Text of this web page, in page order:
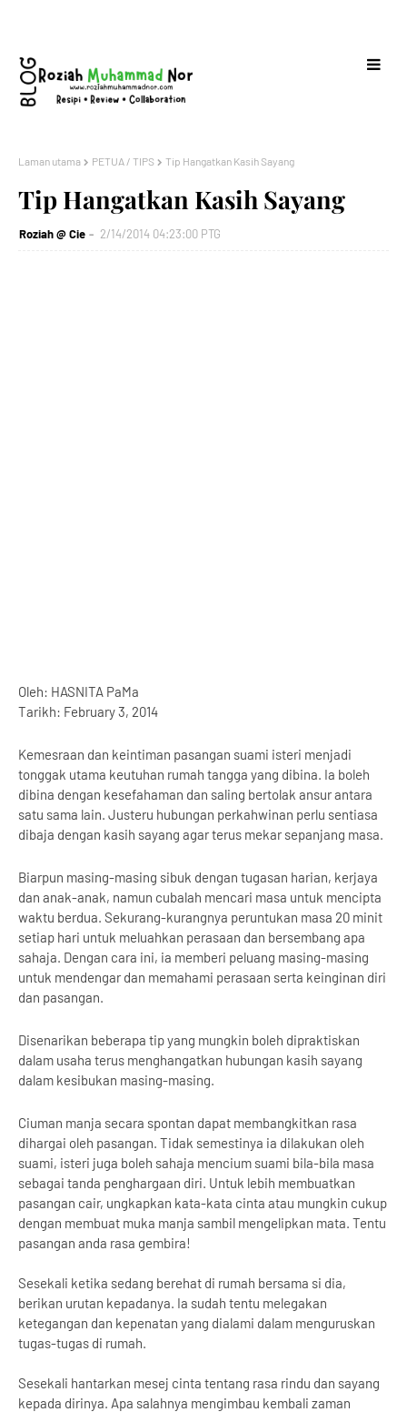
Laman utama PETUA / TIPS Tip Hangatkan Kasih Sayang
Tip Hangatkan Kasih Sayang
Roziah @ Cie 2/14/2014 04:23:00 PTG
Oleh: HASNITA PaMa
Tarikh: February 3, 2014
Kemesraan dan keintiman pasangan suami isteri menjadi
tonggak utama keutuhan rumah tangga yang dibina. Ia boleh
dibina dengan kesefahaman dan saling bertolak ansur antara
satu sama lain. Justeru hubungan perkahwinan perlu sentiasa
dibaja dengan kasih sayang agar terus mekar sepanjang masa.
Biarpun masing-masing sibuk dengan tugasan harian, kerjaya
dan anak-anak, namun cubalah mencari masa untuk mencipta
waktu berdua. Sekurang-kurangnya peruntukan masa 20 minit
setiap hari untuk meluahkan perasaan dan bersembang apa
sahaja. Dengan cara ini, ia memberi peluang masing-masing
untuk mendengar dan memahami perasaan serta keinginan diri
dan pasangan.
Disenarikan beberapa tip yang mungkin boleh dipraktiskan
dalam usaha terus menghangatkan hubungan kasih sayang
dalam kesibukan masing-masing.
Ciuman manja secara spontan dapat membangkitkan rasa
dihargai oleh pasangan. Tidak semestinya ia dilakukan oleh
suami, isteri juga boleh sahaja mencium suami bila-bila masa
sebagai tanda penghargaan diri. Untuk lebih membuatkan
pasangan cair, ungkapkan kata-kata cinta atau mungkin cukup
dengan membuat muka manja sambil mengelipkan mata. Tentu
pasangan anda rasa gembira!
Sesekali ketika sedang berehat di rumah bersama si dia,
berikan urutan kepadanya. Ia sudah tentu melegakan
ketegangan dan kepenatan yang dialami dalam menguruskan
tugas-tugas di rumah.
Sesekali hantarkan mesej cinta tentang rasa rindu dan sayang
kepada dirinya. Apa salahnya mengimbau kembali zaman